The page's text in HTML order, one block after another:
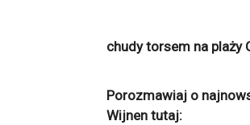
chudy torsem na plaży
Porozmawiaj o
Wijnen tutaj: